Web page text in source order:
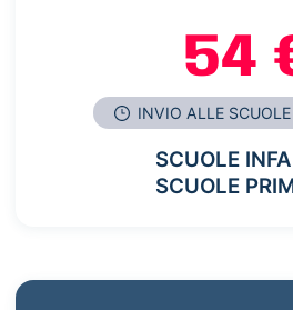
54
INVIO ALLE
SCUOLE
SCUOLE